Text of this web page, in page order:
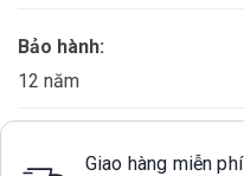
Bảo hành:
12 năm
Giao hàng miễn phí